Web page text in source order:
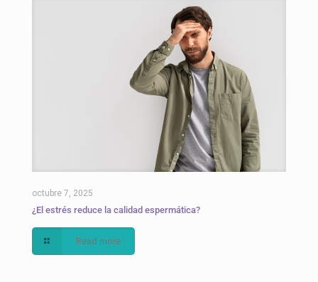
octubre 7, 2025
¿El estrés reduce la calidad espermática?
Read more